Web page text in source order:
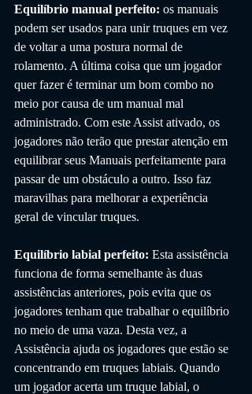
Equilíbrio manual perfeito: os manuais
podem ser usados ​​para unir truques em vez
de voltar a uma postura normal de
rolamento. A última coisa que um jogador
quer fazer é terminar um bom combo no
meio por causa de um manual mal
administrado. Com este Assist ativado, os
jogadores não terão que prestar atenção em
equilibrar seus Manuais perfeitamente para
passar de um obstáculo a outro. Isso faz
maravilhas para melhorar a experiência
geral de vincular truques.
Equilíbrio labial perfeito: Esta assistência
funciona de forma semelhante às duas
assistências anteriores, pois evita que os
jogadores tenham que trabalhar o equilíbrio
no meio de uma vaza. Desta vez, a
Assistência ajuda os jogadores que estão se
concentrando em truques labiais. Quando
um jogador acerta um truque labial, o